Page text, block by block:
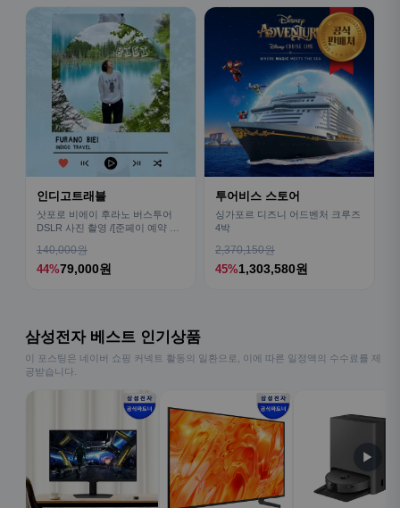
인디고트래블
삿포로 비에이 후라노 버스투어
DSLR 사진 촬영 /[준페이 예약 식
140,000원
44%79,000원
투어비스 스토어
싱가포르 디즈니 어드벤처 크루즈
4박
2,370,150원
45%1,303,580원
삼성전자 베스트 인기상품
이 포스팅은 네이버 쇼핑 커넥트 활동의 일환으로, 이에 따른 일정액의 수수료를 제
공받습니다.
▶